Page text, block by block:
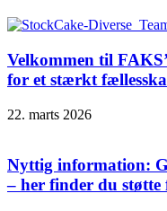
Velkommen til
for et stærkt
22. marts 2026
Nyttig information:
– her finder du støtte